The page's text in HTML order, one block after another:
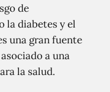
de
la diabetes y el
una gran fuente
a una
la salud.